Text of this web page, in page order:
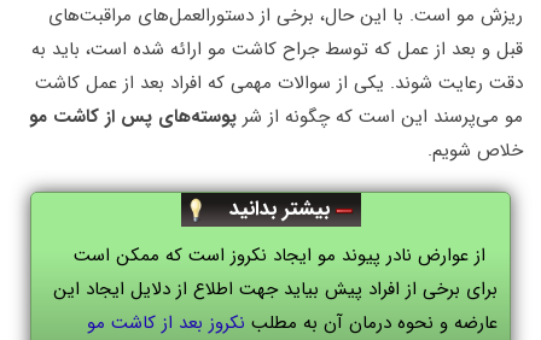
ریزش مو است. با این حال، برخی از دستورالعمل‌های مراقبت‌های
قبل و بعد از عمل که توسط جراح کاشت مو ارائه شده است، باید به
دقت رعایت شوند. یکی از سوالات مهمی که افراد بعد از عمل کاشت
مو می‌پرسند این است که چگونه از شر پوسته‌های پس از کاشت مو
خلاص شویم.
بیشتر بدانید
از عوارض نادر پیوند مو ایجاد نکروز است که ممکن است
برای برخی از افراد پیش بیاید جهت اطلاع از دلایل ایجاد این
عارضه و نحوه درمان آن به مطلب نکروز بعد از کاشت مو